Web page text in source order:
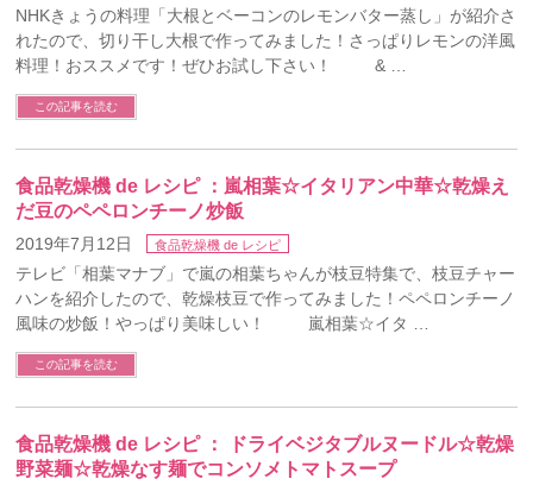
NHKきょうの料理「大根とベーコンのレモンバター蒸し」が紹介さ
れたので、切り干し大根で作ってみました！さっぱりレモンの洋風
料理！おススメです！ぜひお試し下さい！ & …
この記事を読む
食品乾燥機 de レシピ ：嵐相葉☆イタリアン中華☆乾燥え
だ豆のペペロンチーノ炒飯
2019年7月12日 食品乾燥機 de レシピ
テレビ「相葉マナブ」で嵐の相葉ちゃんが枝豆特集で、枝豆チャー
ハンを紹介したので、乾燥枝豆で作ってみました！ペペロンチーノ
風味の炒飯！やっぱり美味しい！ 嵐相葉☆イタ …
この記事を読む
食品乾燥機 de レシピ ： ドライベジタブルヌードル☆乾燥
野菜麺☆乾燥なす麺でコンソメトマトスープ